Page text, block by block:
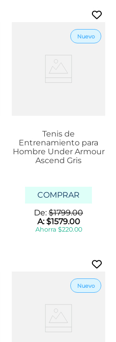
Tenis de
Entrenamiento para
Hombre Under Armour
Ascend Gris
COMPRAR
De: $1799.00
A:$1579.00
Ahorra $220.00